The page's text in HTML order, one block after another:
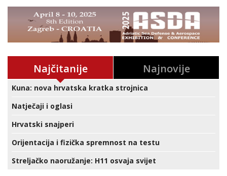
Najčitanije Najnovije
Kuna: nova hrvatska kratka strojnica
Natječaji i oglasi
Hrvatski snajperi
Orijentacija i fizička spremnost na testu
Streljačko naoružanje: H11 osvaja svijet